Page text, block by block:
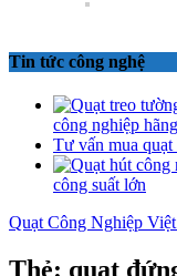
Tin tức công nghệ
công nghiệp
Tư vấn mua
công suất lớn
Quạt Công Nghiệp
Thẻ: quạt